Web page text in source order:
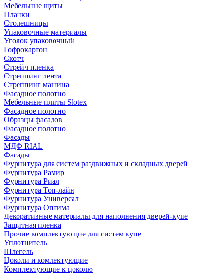
Мебельные щиты
Планки
Столешницы
Упаковочные материалы
Уголок упаковочный
Гофрокартон
Скотч
Стрейч пленка
Стреппинг лента
Стреппинг машина
Фасадное полотно
Мебельные плиты Slotex
Фасадное полотно
Образцы фасадов
Фасадное полотно
Фасады
МДФ RIAL
Фасады
Фурнитура для систем раздвижных и складных дверей
Фурнитура Рамир
Фурнитура Риал
Фурнитура Топ-лайн
Фурнитура Универсал
Фурнитура Оптима
Декоративные материалы для наполнения дверей-купе
Защитная пленка
Прочие комплектующие для систем купе
Уплотнитель
Шлегель
Цоколи и комлектующие
Комплектующие к цоколю